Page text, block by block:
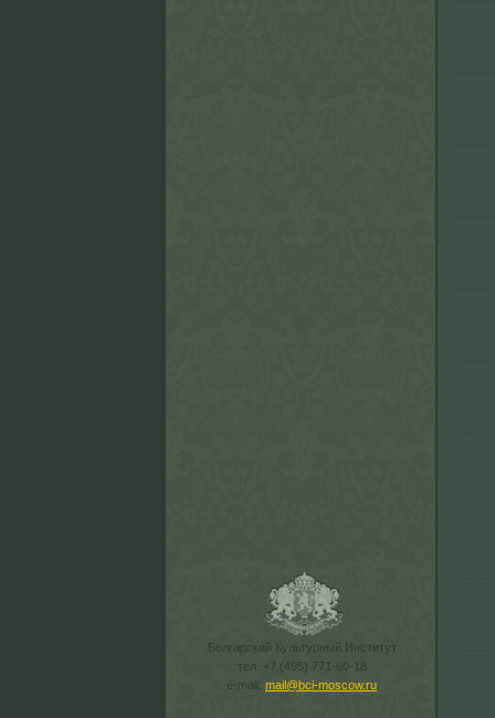
Болгарский Культурный Институт
тел. +7 (495) 771-60-18
e-mail: mail@bci-moscow.ru